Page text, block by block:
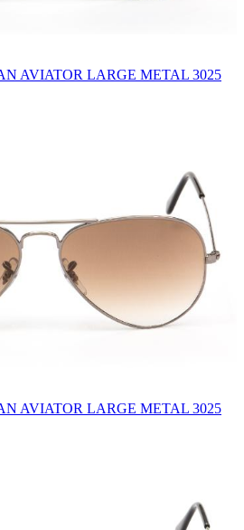
AVIATOR LARGE METAL 3025
AVIATOR LARGE METAL 3025